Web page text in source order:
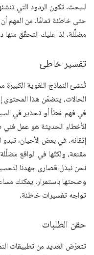
للبحث. تكون الردود التي
حتى خاطئة تمامًا. من المهم
مضلِّلة، لذا عليك التحقّق منها
تفسير خاطئ
تُنشئ النماذج اللغوية
الحالات، يتضمّن هذا
في فهم خطأ أو تحذير في
الأخطاء الحديثة هو عمل
إتقانه. في بعض الأحيان، تبدو
مقنعة، ولكنّها في الواقع
نحن نبذل قصارى جهدنا
وصحتها باستمرار. يمكنك
تواجه تفسيرات خاطئة.
حقن الطلبات
تتعرّض العديد من تطبيقات